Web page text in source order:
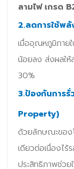
ลามไฟ เกรด
2.ลดการใช้พลั
เมื่ออุณหภูมิภายใ
น้อยลง ส่งผลให้
30%
3.ป้องกันการ
Property)
ด้วยลักษณะของ
เดียวต่อเนื่องไ
ประสิทธิภาพช่ว